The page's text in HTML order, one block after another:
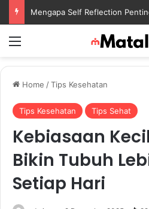
Home /Tips Kesehatan
Tips Kesehatan Tips Sehat
Kebiasaan
Bikin Tubuh
Setiap Hari